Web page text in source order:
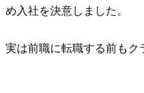
め入社を決意しました。
実は前職に転職する前もク